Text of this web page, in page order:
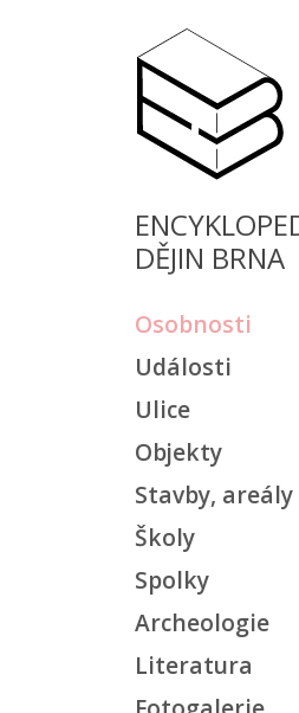
DĚJIN BRNA
Osobnosti
Události
Ulice
Objekty
Stavby, areály
Školy
Spolky
Archeologie
Literatura